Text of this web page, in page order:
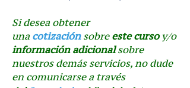
Si desea obtener
una cotizaciónsobreeste cursoy/o
información adicionalsobre
nuestros demás servicios, no dude
en comunicarse a través